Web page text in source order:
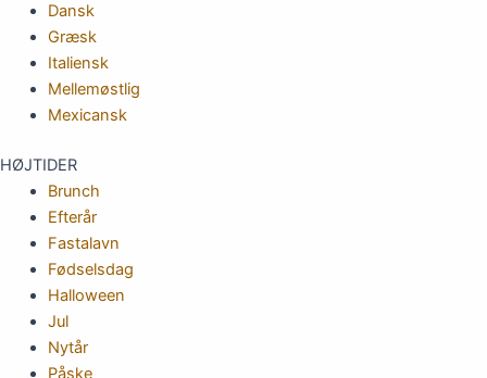
Dansk
Græsk
Italiensk
Mellemøstlig
Mexicansk
HØJTIDER
Brunch
Efterår
Fastalavn
Fødselsdag
Halloween
Jul
Nytår
Påske